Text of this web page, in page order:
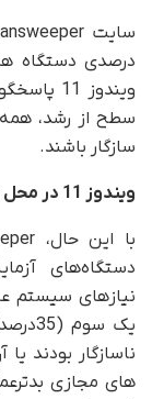
ویندوز
سازگار باشند.
ویندوز 11 در محل کار
دستگاه‌های
نیازهای سیستم
ناسازگار بودند